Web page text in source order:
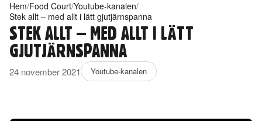
Hem/Food Court/Youtube-kanalen/
Stek allt – med allt i lätt gjutjärnspanna
STEK ALLT – MED ALLT I LÄTT
GJUTJÄRNSPANNA
24 november 2021 Youtube-kanalen